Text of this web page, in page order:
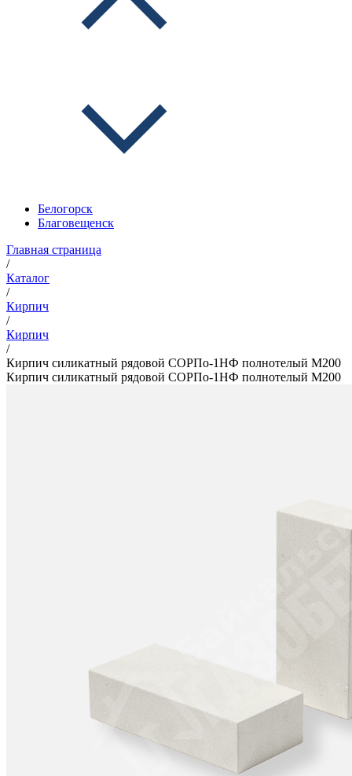
Белогорск
Благовещенск
Главная страница
/
Каталог
/
Кирпич
/
Кирпич
/
Кирпич силикатный рядовой СОРПо-1НФ полнотелый М200
Кирпич силикатный рядовой СОРПо-1НФ полнотелый М200